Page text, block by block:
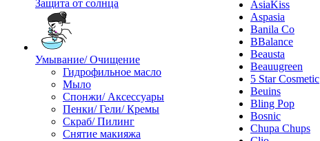
Защита от солнца
Умывание/ Очищение
Гидрофильное масло
Мыло
Спонжи/ Аксессуары
Пенки/ Гели/ Кремы
Скраб/ Пилинг
Снятие макияжа
AsiaKiss
Aspasia
Banila Co
BBalance
Beausta
Beauugreen
5 Star Cosmetic
Beuins
Bling Pop
Bosnic
Chupa Chups